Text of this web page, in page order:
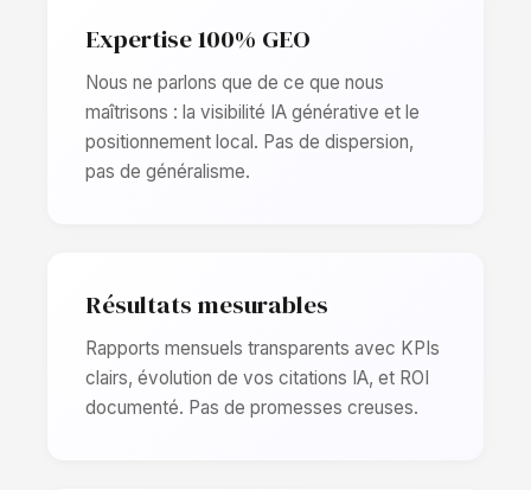
Expertise 100% GEO
Nous ne parlons que de ce que nous
maîtrisons : la visibilité IA générative et le
positionnement local. Pas de dispersion,
pas de généralisme.
Résultats mesurables
Rapports mensuels transparents avec KPIs
clairs, évolution de vos citations IA, et ROI
documenté. Pas de promesses creuses.